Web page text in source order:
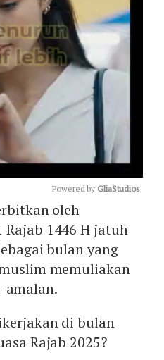
Mute
Powered by GliaStudios
oleh
Rajab 1446 H jatuh
bulan yang
memuliakan
amalan.
di bulan
Rajab 2025?